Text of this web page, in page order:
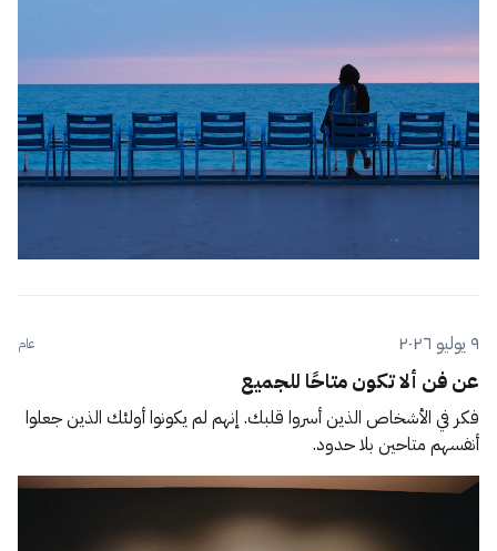
٩ يوليو ٢٠٢٦ عام
عن فن ألا تكون متاحًا للجميع
فكر في الأشخاص الذين أسروا قلبك. إنهم لم يكونوا أولئك الذين جعلوا
أنفسهم متاحين بلا حدود.